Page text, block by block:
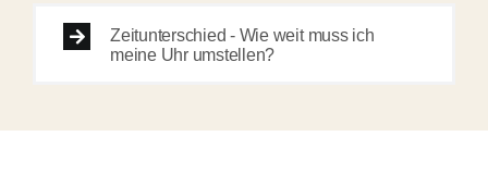
Zeitunterschied - Wie weit muss ich
meine Uhr umstellen?